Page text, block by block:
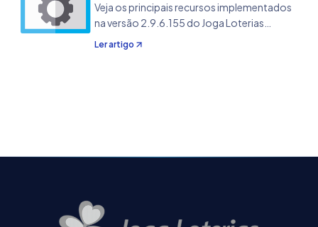
Veja os principais recursos implementados
na versão 2.9.6.155 do Joga Loterias
Profissional. - Melhoria de loading em partes
do sistema - Alguns bugs fixados.
Ler artigo